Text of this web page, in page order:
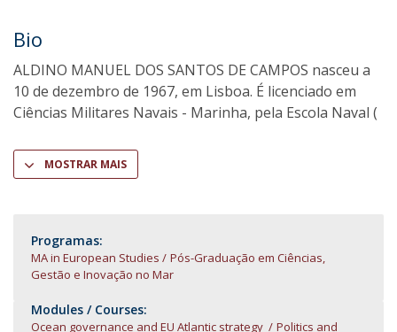
Bio
ALDINO MANUEL DOS SANTOS DE CAMPOS nasceu a
10 de dezembro de 1967, em Lisboa. É licenciado em
Ciências Militares Navais - Marinha, pela Escola Naval (
MOSTRAR MAIS
Programas:
MA in European Studies
Pós-Graduação em Ciências,
Gestão e Inovação no Mar
Modules / Courses:
Ocean governance and EU Atlantic strategy Politics and